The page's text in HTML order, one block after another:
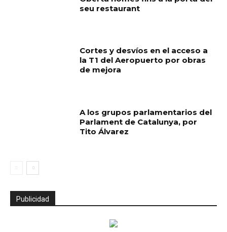
seu restaurant
Cortes y desvíos en el acceso a
la T1 del Aeropuerto por obras
de mejora
A los grupos parlamentarios del
Parlament de Catalunya, por
Tito Álvarez
Publicidad